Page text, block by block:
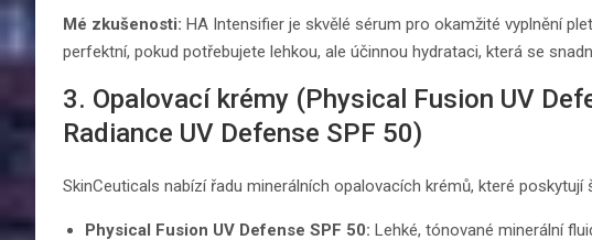
Mé zkušenosti: HA Intensifier je skvělé sérum pro okamžité vyplnění
perfektní, pokud potřebujete lehkou, ale účinnou hydrataci, která se
3. Opalovací krémy (Physical Fusion UV
Radiance UV Defense SPF 50)
SkinCeuticals nabízí řadu minerálních opalovacích krémů, které
Physical Fusion UV Defense SPF 50: Lehké, tónované minerální